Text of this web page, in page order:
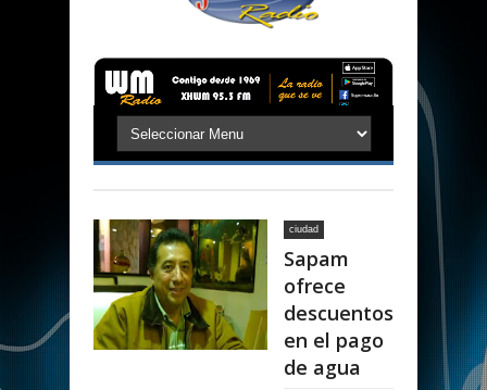
ciudad
Sapam
ofrece
descuentos
en el pago
de agua